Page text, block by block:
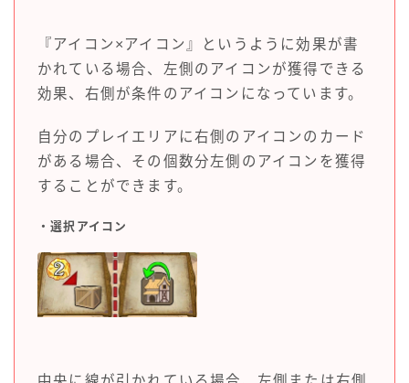
『アイコン×アイコン』というように効果が書
かれている場合、左側のアイコンが獲得できる
効果、右側が条件のアイコンになっています。
自分のプレイエリアに右側のアイコンのカード
がある場合、その個数分左側のアイコンを獲得
することができます。
・選択アイコン